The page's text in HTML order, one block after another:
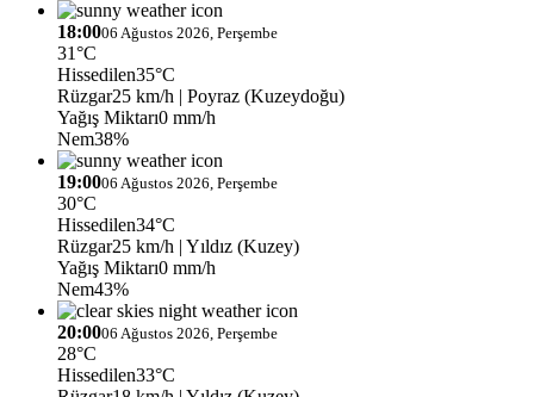
18:0006 Ağustos 2026, Perşembe
31°C
Hissedilen35°C
Rüzgar25 km/h | Poyraz (Kuzeydoğu)
Yağış Miktarı0 mm/h
Nem38%
19:0006 Ağustos 2026, Perşembe
30°C
Hissedilen34°C
Rüzgar25 km/h | Yıldız (Kuzey)
Yağış Miktarı0 mm/h
Nem43%
20:0006 Ağustos 2026, Perşembe
28°C
Hissedilen33°C